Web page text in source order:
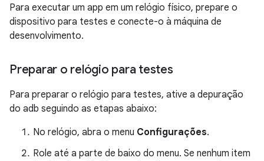
Para executar um app em um relógio físico, prepare o
dispositivo para testes e conecte-o à máquina de
desenvolvimento.
Preparar o relógio para testes
Para preparar o relógio para testes, ative a depuração
do adb seguindo as etapas abaixo:
No relógio, abra o menu Configurações.
Role até a parte de baixo do menu. Se nenhum item